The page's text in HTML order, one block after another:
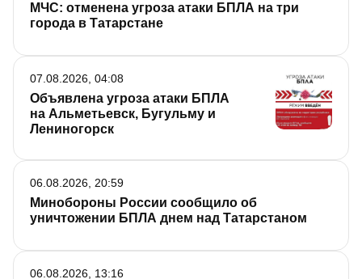
МЧС: отменена угроза атаки БПЛА на три
города в Татарстане
Объявлена угроза атаки БПЛА
на Альметьевск, Бугульму и
Лениногорск
07.08.2026, 04:08
Минобороны России сообщило об
уничтожении БПЛА днем над Татарстаном
06.08.2026, 20:59
06.08.2026, 13:16